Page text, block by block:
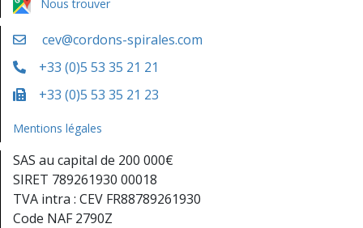
Nous trouver
cev@cordons-spirales.com
+33 (0)5 53 35 21 21
+33 (0)5 53 35 21 23
Mentions légales
SAS au capital de 200 000€
SIRET 789261930 00018
TVA intra : CEV FR88789261930
Code NAF 2790Z